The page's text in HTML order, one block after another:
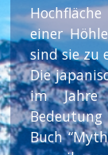
einer
sind sie zu
Die
im
Buch